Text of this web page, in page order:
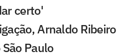
certo'
Arnaldo Ribeiro
Paulo